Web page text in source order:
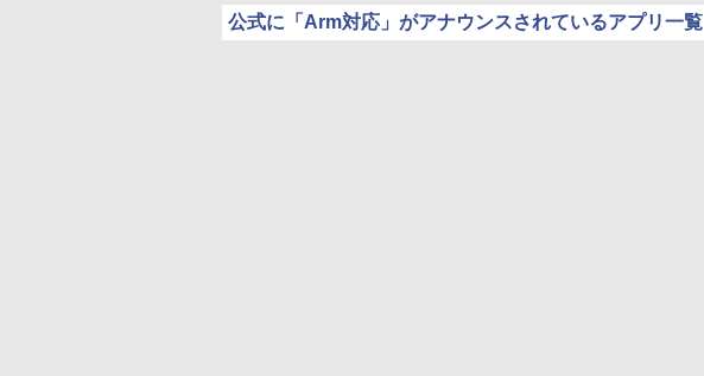
公式に「Arm対応」がアナウンスされているアプリ一覧